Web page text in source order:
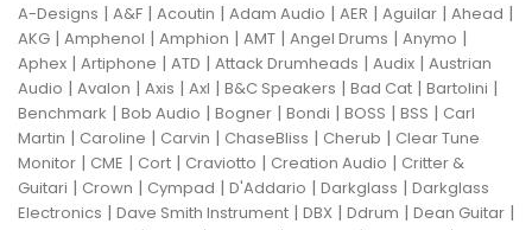
A-Designs | A&F | Acoutin | Adam Audio | AER | Aguilar | Ahead |
AKG | Amphenol | Amphion | AMT | Angel Drums | Anymo |
Aphex | Artiphone | ATD | Attack Drumheads | Audix | Austrian
Audio | Avalon | Axis | Axl | B&C Speakers | Bad Cat | Bartolini |
Benchmark | Bob Audio | Bogner | Bondi | BOSS | BSS | Carl
Martin | Caroline | Carvin | ChaseBliss | Cherub | Clear Tune
Monitor | CME | Cort | Craviotto | Creation Audio | Critter &
Guitari | Crown | Cympad | D'Addario | Darkglass | Darkglass
Electronics | Dave Smith Instrument | DBX | Ddrum | Dean Guitar |